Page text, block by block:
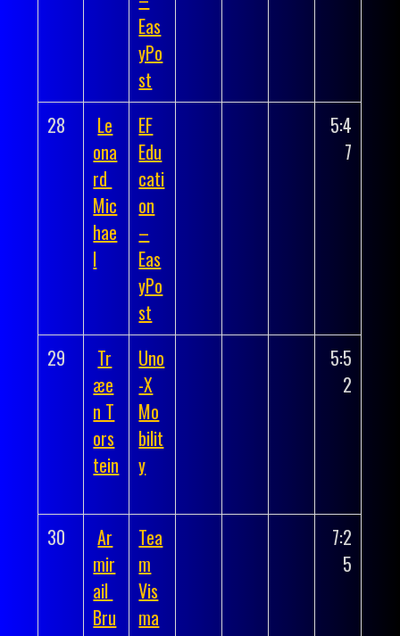
Eas
yPo
st
28
Le
ona
rd
Mic
hae
l
EF
Edu
cati
on
–
Eas
yPo
st
5:4
7
29
Tr
æe
n T
ors
tein
Uno
-X
Mo
bilit
y
5:5
2
30
Ar
mir
ail
Bru
Tea
m
Vis
ma
7:2
5